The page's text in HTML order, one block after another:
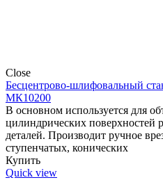
Close
Бесцентрово-шлифовальный
МК10200
В основном используется для
цилиндрических поверхностей
деталей. Производит ручное
ступенчатых, конических
Купить
Quick view